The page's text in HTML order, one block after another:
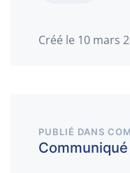
Créé le 10 mars
PUBLIÉ DANS